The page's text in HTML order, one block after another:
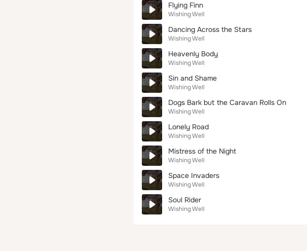
Flying Finn
Wishing Well
Dancing Across the Stars
Wishing Well
Heavenly Body
Wishing Well
Sin and Shame
Wishing Well
Dogs Bark but the Caravan Rolls On
Wishing Well
Lonely Road
Wishing Well
Mistress of the Night
Wishing Well
Space Invaders
Wishing Well
Soul Rider
Wishing Well